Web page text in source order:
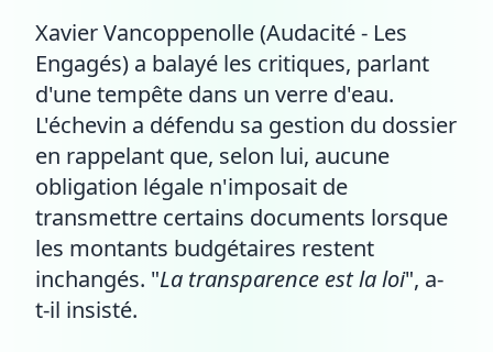
Xavier Vancoppenolle (Audacité - Les
Engagés) a balayé les critiques, parlant
d'une tempête dans un verre d'eau.
L'échevin a défendu sa gestion du dossier
en rappelant que, selon lui, aucune
obligation légale n'imposait de
transmettre certains documents lorsque
les montants budgétaires restent
inchangés. "La transparence est la loi", a-
t-il insisté.